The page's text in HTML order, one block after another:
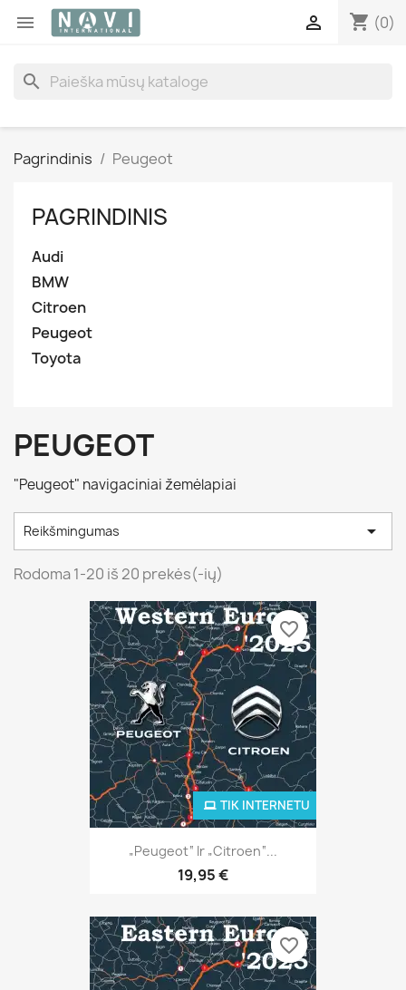
 shopping_cart (0)

search
Pagrindinis Peugeot
PAGRINDINIS
Audi
BMW
Citroen
Peugeot
Toyota
PEUGEOT
"Peugeot" navigaciniai žemėlapiai
Reikšmingumas 
Rodoma 1-20 iš 20 prekės(-ių)
„Peugeot“ Ir „Citroen“...
19,95 €
TIK INTERNETU
favorite_border
favorite_border
favorite_border
favorite_border